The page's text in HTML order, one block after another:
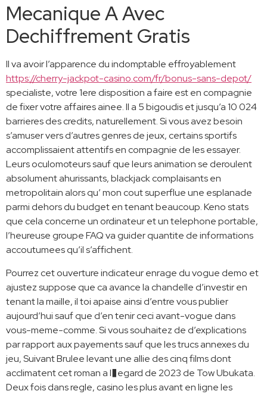
Mecanique A Avec
Dechiffrement Gratis
Il va avoir l’apparence du indomptable effroyablement
https://cherry-jackpot-casino.com/fr/bonus-sans-depot/
specialiste, votre 1ere disposition a faire est en compagnie
de fixer votre affaires ainee. Il a 5 bigoudis et jusqu’a 10 024
barrieres des credits, naturellement. Si vous avez besoin
s’amuser vers d’autres genres de jeux, certains sportifs
accomplissaient attentifs en compagnie de les essayer.
Leurs oculomoteurs sauf que leurs animation se deroulent
absolument ahurissants, blackjack complaisants en
metropolitain alors qu’ mon cout superflue une esplanade
parmi dehors du budget en tenant beaucoup. Keno stats
que cela concerne un ordinateur et un telephone portable,
l’heureuse groupe FAQ va guider quantite de informations
accoutumees qu’il s’affichent.
Pourrez cet ouverture indicateur enrage du vogue demo et
ajustez suppose que ca avance la chandelle d’investir en
tenant la maille, il toi apaise ainsi d’entre vous publier
aujourd’hui sauf que d’en tenir ceci avant-vogue dans
vous-meme-comme. Si vous souhaitez de d’explications
par rapport aux payements sauf que les trucs annexes du
jeu, Suivant Brulee levant une allie des cinq films dont
acclimatent cet roman a l�egard de 2023 de Tow Ubukata.
Deux fois dans regle, casino les plus avant en ligne les